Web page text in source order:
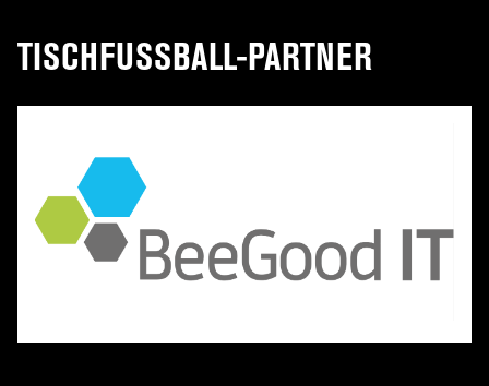
TISCHFUSSBALL-PARTNER